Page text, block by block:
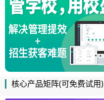
核心产品矩阵(可免费试用)